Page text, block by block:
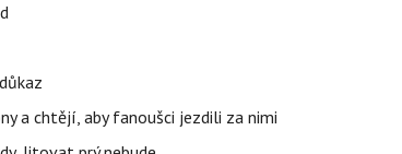
a chtějí, aby fanoušci jezdili za nimi